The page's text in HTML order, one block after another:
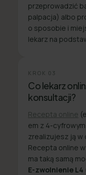
przeprowadzić
palpacja) albo
o sposobie i
lekarz na
KROK 03
Co lekarz
konsultacji?
Recepta online
em z 4-
zrealizujesz ją w
Recepta online
ma taką samą
E-zwolnienie L4